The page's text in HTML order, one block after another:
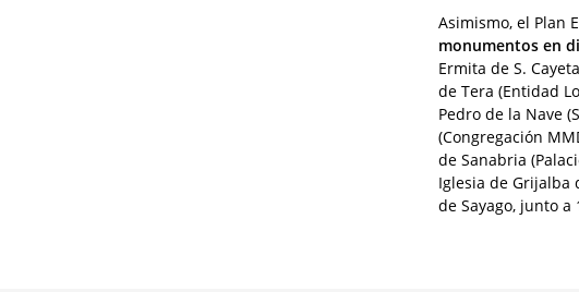
Asimismo, el Plan
monumentos en
Ermita de S.
de Tera (Entidad
Pedro de la Nave
(Congregación
de Sanabria
Iglesia de Grijalba
de Sayago, junto